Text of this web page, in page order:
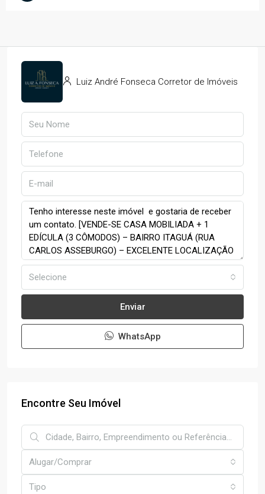
Luiz André Fonseca Corretor de Imóveis
Selecione
Enviar
WhatsApp
Encontre Seu Imóvel
Alugar/Comprar
Tipo